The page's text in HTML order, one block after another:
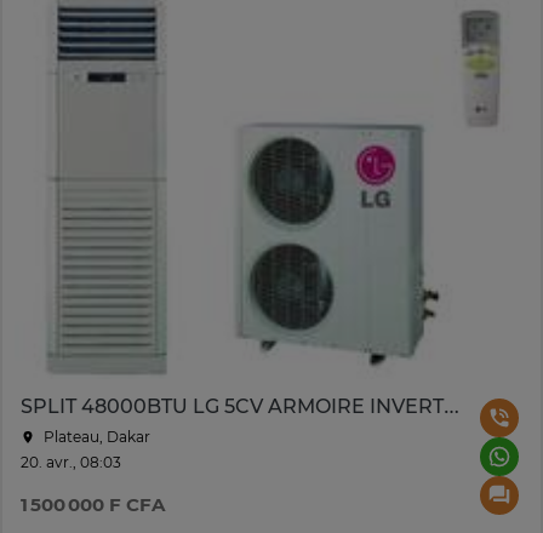
SPLIT 48000BTU LG 5CV ARMOIRE INVERTER APUQ48LT3S1
Plateau, Dakar
20. avr., 08:03
1 500 000 F CFA